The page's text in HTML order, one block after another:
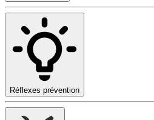
Réflexes prévention